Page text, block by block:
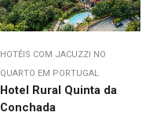
HOTÉIS COM JACUZZI NO
QUARTO EM PORTUGAL
Hotel Rural Quinta da
Conchada